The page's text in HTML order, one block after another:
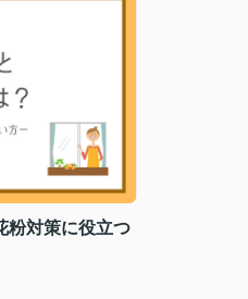
粉対策に役立つ